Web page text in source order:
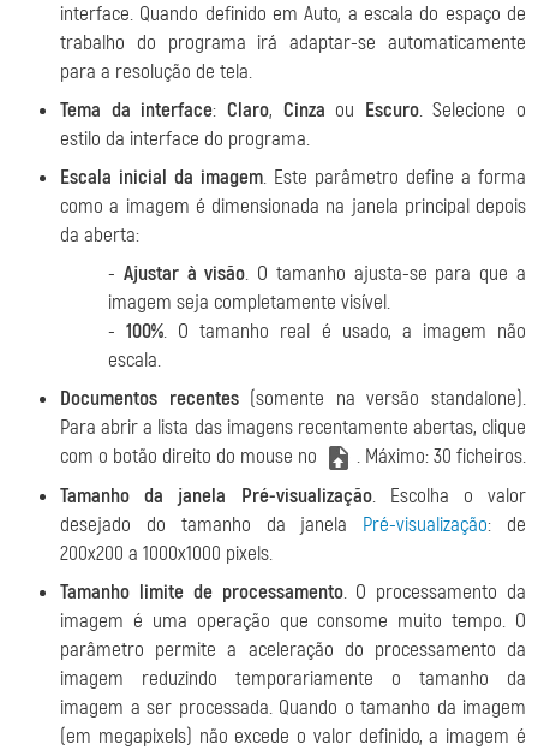
interface. Quando definido em Auto, a escala do espaço de
trabalho do programa irá adaptar-se automaticamente
para a resolução de tela.
Tema da interface: Claro, Cinza ou Escuro. Selecione o
estilo da interface do programa.
Escala inicial da imagem. Este parâmetro define a forma
como a imagem é dimensionada na janela principal depois
da aberta:
- Ajustar à visão. O tamanho ajusta-se para que a
imagem seja completamente visível.
-100%. O tamanho real é usado, a imagem não
escala.
Documentos recentes(somente na versão standalone).
Para abrir a lista das imagens recentamente abertas, clique
com o botão direito do mouse no
. Máximo: 30 ficheiros.
Tamanho da janela Pré-visualização. Escolha o valor
desejado do tamanho da janela Pré-visualização: de
200x200 a 1000x1000 pixels.
Tamanho limite de processamento. O processamento da
imagem é uma operação que consome muito tempo. O
parâmetro permite a aceleração do processamento da
imagem reduzindo temporariamente o tamanho da
imagem a ser processada. Quando o tamanho da imagem
(em megapixels) não excede o valor definido, a imagem é